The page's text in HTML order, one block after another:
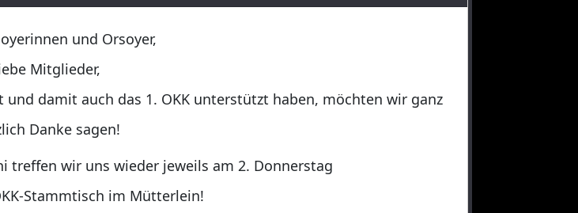
und Orsoyer,
Mitglieder,
damit auch das 1. OKK unterstützt haben, möchten wir ganz
Danke sagen!
treffen wir uns wieder jeweils am 2. Donnerstag
Stammtisch im Mütterlein!